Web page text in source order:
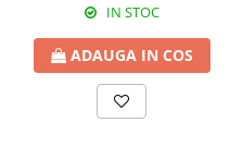
DOVLECEL
Fungicide
Insecticide
Dezinfectant sol
Insecticide
LEGUME ÎN SERĂ
LEGUME ÎN SPAȚII PROTEJATE
IN STOC
ADAUGA IN COS